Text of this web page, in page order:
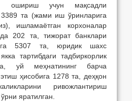
ошириш учун мақсадли
3389 та (жами иш ўринларига
ишламаётган корхоналар
202 та, тижорат банклари
5307 та, юридик шахс
тартибдаги тадбиркорлик
уй меҳнатининг барча
ҳисобига 1278 та, деҳқон
ривожлантириш
яратилган.